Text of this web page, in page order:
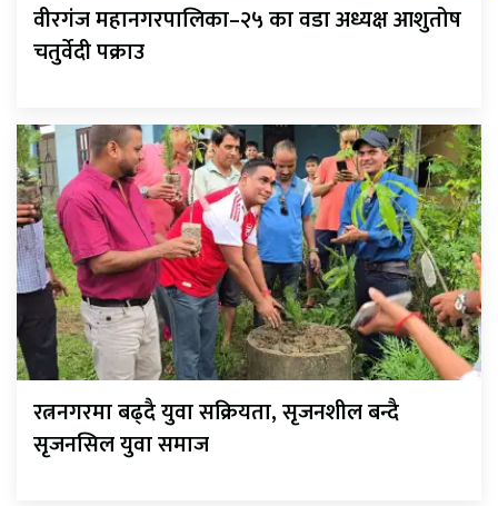
वीरगंज महानगरपालिका–२५ का वडा अध्यक्ष आशुतोष
चतुर्वेदी पक्राउ
रत्ननगरमा बढ्दै युवा सक्रियता, सृजनशील बन्दै
सृजनसिल युवा समाज